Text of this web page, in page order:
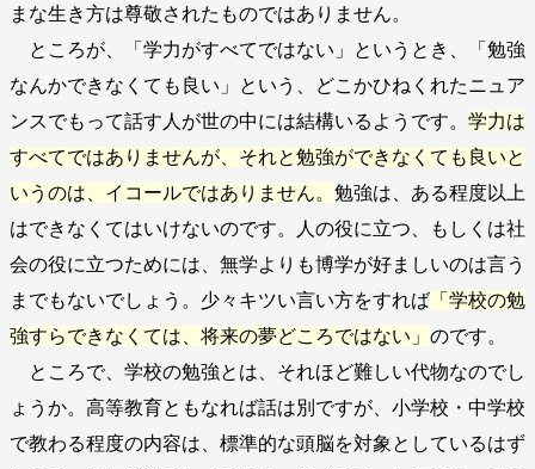
まな生き方は尊敬されたものではありません。
ところが、「学力がすべてではない」というとき、「勉強
なんかできなくても良い」という、どこかひねくれたニュア
ンスでもって話す人が世の中には結構いるようです。 学力は
すべてではありませんが、それと勉強ができなくても良いと
いうのは、イコールではありません。 勉強は、ある程度以上
はできなくてはいけないのです。人の役に立つ、もしくは社
会の役に立つためには、無学よりも博学が好ましいのは言う
までもないでしょう。少々キツい言い方をすれば 「学校の勉
強すらできなくては、将来の夢どころではない」 のです。
ところで、学校の勉強とは、それほど難しい代物なのでし
ょうか。高等教育ともなれば話は別ですが、小学校・中学校
で教わる程度の内容は、標準的な頭脳を対象としているはず